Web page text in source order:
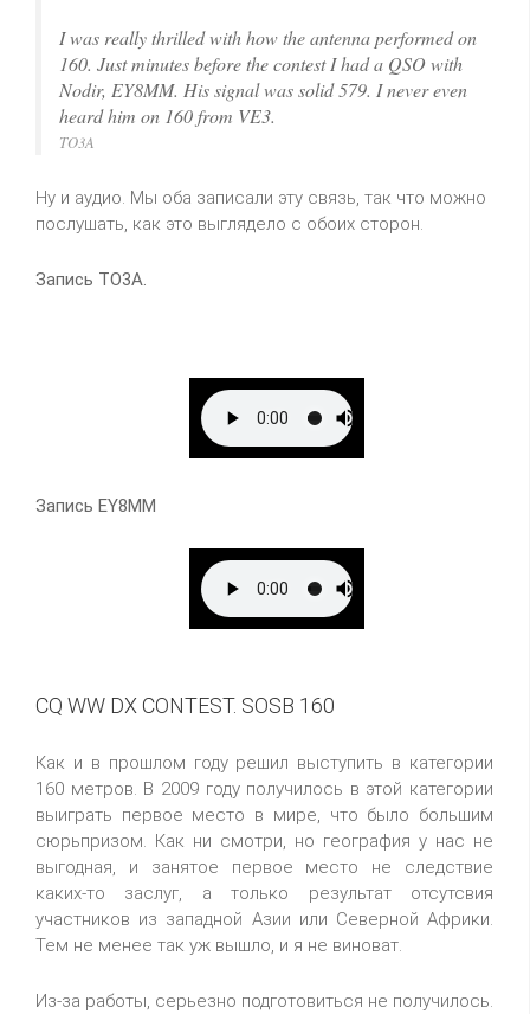
I was really thrilled with how the antenna performed on
160. Just minutes before the contest I had a QSO with
Nodir, EY8MM. His signal was solid 579. I never even
heard him on 160 from VE3.
TO3A
Ну и аудио. Мы оба записали эту связь, так что можно
послушать, как это выглядело с обоих сторон.
Запись TO3A.
Запись EY8MM
CQ WW DX CONTEST. SOSB 160
Как и в прошлом году решил выступить в категории
160 метров. В 2009 году получилось в этой категории
выиграть первое место в мире, что было большим
сюрьпризом. Как ни смотри, но география у нас не
выгодная, и занятое первое место не следствие
каких-то заслуг, а только результат отсутсвия
участников из западной Азии или Северной Африки.
Тем не менее так уж вышло, и я не виноват.
Из-за работы, серьезно подготовиться не получилось.